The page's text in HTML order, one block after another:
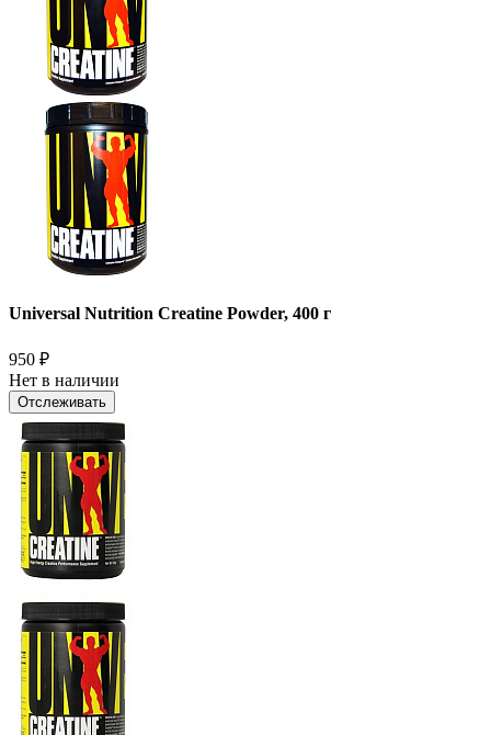
Universal Nutrition Creatine Powder, 400 г
950 ₽
Нет в наличии
Отслеживать